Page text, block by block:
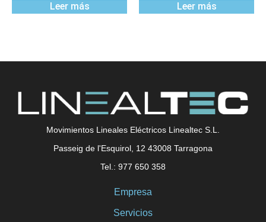
Leer más Leer más
Movimientos Lineales Eléctricos Linealtec S.L.
Passeig de l'Esquirol, 12 43008 Tarragona
Tel.: 977 650 358
Empresa
Servicios